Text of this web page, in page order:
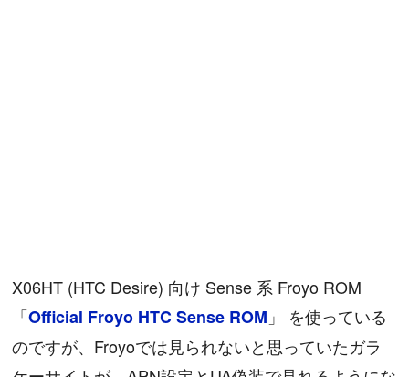
X06HT (HTC Desire) 向け Sense 系 Froyo ROM
「Official Froyo HTC Sense ROM 」 を使っている
のですが、Froyoでは見られないと思っていたガラ